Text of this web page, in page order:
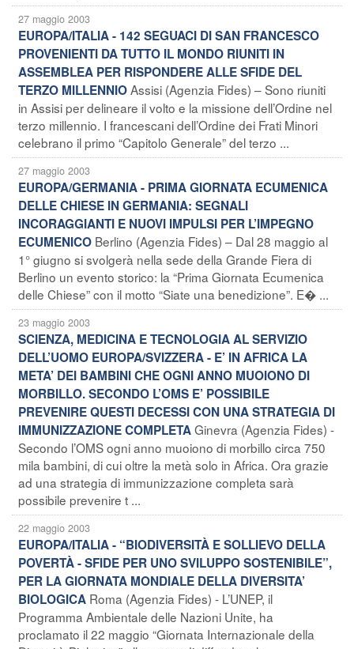
27 maggio 2003
EUROPA/ITALIA - 142 SEGUACI DI SAN FRANCESCO
PROVENIENTI DA TUTTO IL MONDO RIUNITI IN
ASSEMBLEA PER RISPONDERE ALLE SFIDE DEL
TERZO MILLENNIOAssisi (Agenzia Fides) – Sono riuniti
in Assisi per delineare il volto e la missione dell’Ordine nel
terzo millennio. I francescani dell’Ordine dei Frati Minori
celebrano il primo “Capitolo Generale” del terzo ...
27 maggio 2003
EUROPA/GERMANIA - PRIMA GIORNATA ECUMENICA
DELLE CHIESE IN GERMANIA: SEGNALI
INCORAGGIANTI E NUOVI IMPULSI PER L’IMPEGNO
ECUMENICO Berlino (Agenzia Fides) – Dal 28 maggio al
1° giugno si svolgerà nella sede della Grande Fiera di
Berlino un evento storico: la “Prima Giornata Ecumenica
delle Chiese” con il motto “Siate una benedizione”. E� ...
23 maggio 2003
SCIENZA, MEDICINA E TECNOLOGIA AL SERVIZIO
DELL’UOMO EUROPA/SVIZZERA - E’ IN AFRICA LA
META’ DEI BAMBINI CHE OGNI ANNO MUOIONO DI
MORBILLO. SECONDO L’OMS E’ POSSIBILE
PREVENIRE QUESTI DECESSI CON UNA STRATEGIA DI
IMMUNIZZAZIONE COMPLETAGinevra (Agenzia Fides) -
Secondo l’OMS ogni anno muoiono di morbillo circa 750
mila bambini, di cui oltre la metà solo in Africa. Ora grazie
ad una strategia di immunizzazione completa sarà
possibile prevenire t ...
22 maggio 2003
EUROPA/ITALIA - “BIODIVERSITÀ E SOLLIEVO DELLA
POVERTÀ - SFIDE PER UNO SVILUPPO SOSTENIBILE”,
PER LA GIORNATA MONDIALE DELLA DIVERSITA’
BIOLOGICA Roma (Agenzia Fides) - L’UNEP, il
Programma Ambientale delle Nazioni Unite, ha
proclamato il 22 maggio “Giornata Internazionale della